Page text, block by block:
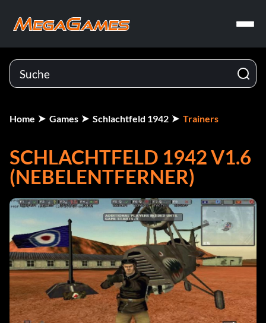
Home Games Schlachtfeld 1942 Trainers
SCHLACHTFELD 1942 V1.6
(NEBELENTFERNER)